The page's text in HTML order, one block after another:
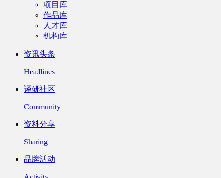
项目库
作品库
人才库
机构库
资讯头条
Headlines
译研社区
Community
资料分享
Sharing
品牌活动